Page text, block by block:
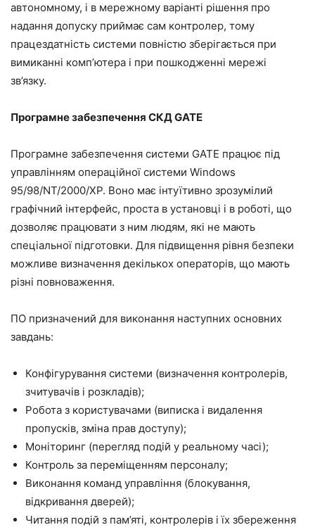
автономному, і в мережному варіанті рішення про
надання допуску приймає сам контролер, тому
працездатність системи повністю зберігається при
вимиканні комп’ютера і при пошкодженні мережі
зв’язку.
Програмне забезпечення СКД GATE
Програмне забезпечення системи GATE працює під
управлінням операційної системи Windows
95/98/NT/2000/XP. Воно має інтуїтивно зрозумілий
графічний інтерфейс, проста в установці і в роботі, що
дозволяє працювати з ним людям, які не мають
спеціальної підготовки. Для підвищення рівня безпеки
можливе визначення декількох операторів, що мають
різні повноваження.
ПО призначений для виконання наступних основних
завдань:
Конфігурування системи (визначення контролерів,
зчитувачів і розкладів);
Робота з користувачами (виписка і видалення
пропусків, зміна прав доступу);
Моніторинг (перегляд подій у реальному часі);
Контроль за переміщенням персоналу;
Виконання команд управління (блокування,
відкривання дверей);
Читання подій з пам’яті, контролерів і їх збереження